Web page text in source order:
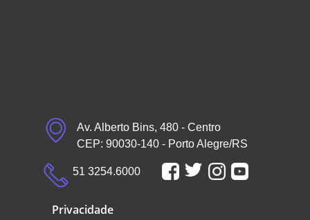
Av. Alberto Bins, 480 - Centro
CEP: 90030-140 - Porto Alegre/RS
51 3254.6000
Privacidade